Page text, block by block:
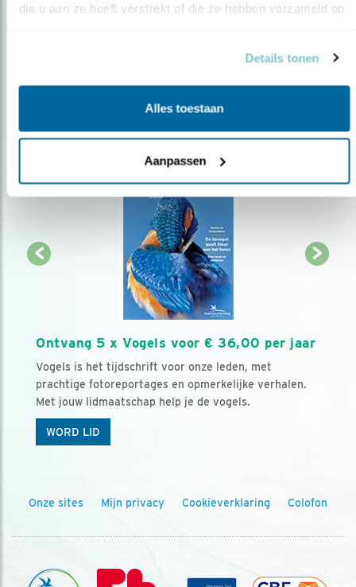
die u aan ze heeft verstrekt of die ze hebben verzameld op
Details tonen
Alles toestaan
Aanpassen
Ontvang 5 x Vogels voor € 36,00 per jaar
Vogels is het tijdschrift voor onze leden, met
prachtige fotoreportages en opmerkelijke verhalen.
Met jouw lidmaatschap help je de vogels.
WORD LID
Onze sites Mijn privacy Cookieverklaring Colofon